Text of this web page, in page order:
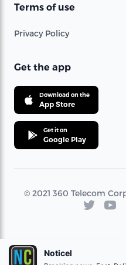
Terms of use
Privacy Policy
Get the app
Download on the
App Store
Get it on
Google Play
© 2021 360 Telecom
Noticel